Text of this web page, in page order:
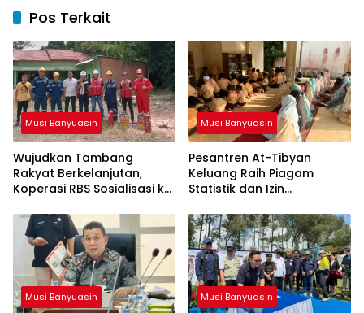
Pos Terkait
Musi Banyuasin
Wujudkan Tambang
Rakyat Berkelanjutan,
Koperasi RBS Sosialisasi ke
GEP
Musi Banyuasin
Pesantren At-Tibyan
Keluang Raih Piagam
Statistik dan Izin
Kemenag RI
Musi Banyuasin Musi Banyuasin